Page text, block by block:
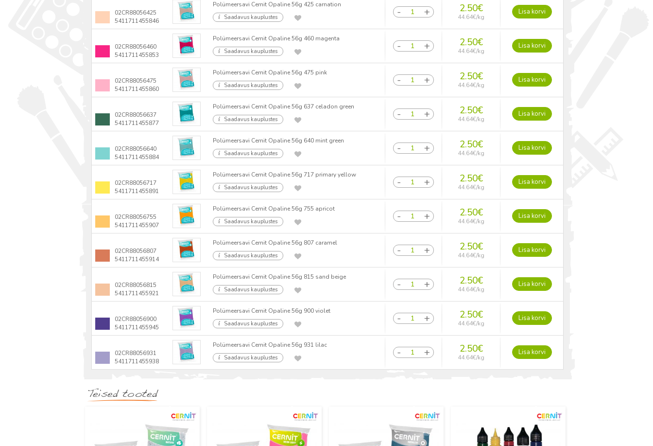
02CR88056425
5411711455846
Polümeersavi Cernit Opaline 56g 425 carnation
Saadavus kauplustes
2.50€
44.64€/kg
Lisa korvi
02CR88056460
5411711455853
Polümeersavi Cernit Opaline 56g 460 magenta
Saadavus kauplustes
2.50€
44.64€/kg
Lisa korvi
02CR88056475
5411711455860
Polümeersavi Cernit Opaline 56g 475 pink
Saadavus kauplustes
2.50€
44.64€/kg
Lisa korvi
02CR88056637
5411711455877
Polümeersavi Cernit Opaline 56g 637 celadon green
Saadavus kauplustes
2.50€
44.64€/kg
Lisa korvi
02CR88056640
5411711455884
Polümeersavi Cernit Opaline 56g 640 mint green
Saadavus kauplustes
2.50€
44.64€/kg
Lisa korvi
02CR88056717
5411711455891
Polümeersavi Cernit Opaline 56g 717 primary yellow
Saadavus kauplustes
2.50€
44.64€/kg
Lisa korvi
02CR88056755
5411711455907
Polümeersavi Cernit Opaline 56g 755 apricot
Saadavus kauplustes
2.50€
44.64€/kg
Lisa korvi
02CR88056807
5411711455914
Polümeersavi Cernit Opaline 56g 807 caramel
Saadavus kauplustes
2.50€
44.64€/kg
Lisa korvi
02CR88056815
5411711455921
Polümeersavi Cernit Opaline 56g 815 sand beige
Saadavus kauplustes
2.50€
44.64€/kg
Lisa korvi
02CR88056900
5411711455945
Polümeersavi Cernit Opaline 56g 900 violet
Saadavus kauplustes
2.50€
44.64€/kg
Lisa korvi
02CR88056931
5411711455938
Polümeersavi Cernit Opaline 56g 931 lilac
Saadavus kauplustes
2.50€
44.64€/kg
Lisa korvi
Teised tooted